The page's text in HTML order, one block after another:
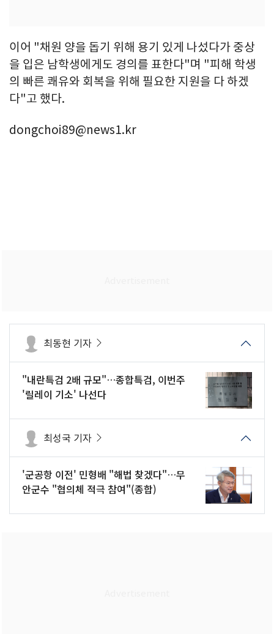
이어 "채원 양을 돕기 위해 용기 있게 나섰다가 중상
을 입은 남학생에게도 경의를 표한다"며 "피해 학생
의 빠른 쾌유와 회복을 위해 필요한 지원을 다 하겠
다"고 했다.
dongchoi89@news1.kr
최동현 기자
"내란특검 2배 규모"…종합특검, 이번주
'릴레이 기소' 나선다
최성국 기자
'군공항 이전' 민형배 "해법 찾겠다"…무
안군수 "협의체 적극 참여"(종합)